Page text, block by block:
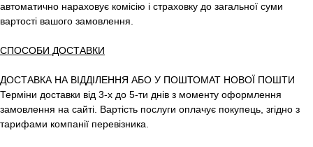
автоматично нараховує комісію і страховку до загальної суми
вартості вашого замовлення.
СПОСОБИ ДОСТАВКИ
ДОСТАВКА НА ВІДДІЛЕННЯ АБО У ПОШТОМАТ НОВОЇ ПОШТИ
Терміни доставки від 3-х до 5-ти днів з моменту оформлення
замовлення на сайті. Вартість послуги оплачує покупець, згідно з
тарифами компанії перевізника.